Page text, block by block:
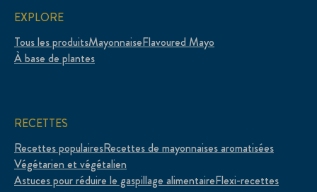
EXPLORE
Tous les produitsMayonnaiseFlavoured Mayo
À base de plantes
RECETTES
Recettes populairesRecettes de mayonnaises aromatisées
Végétarien et végétalien
Astuces pour réduire le gaspillage alimentaireFlexi-recettes